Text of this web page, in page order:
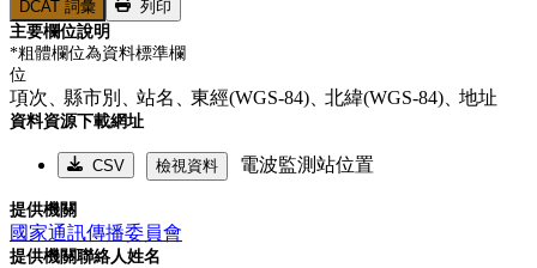
DCAT 詞彙
列印
主要欄位說明
*粗體欄位為資料標準欄
位
項次、縣市別、站名、東經(WGS-84)、北緯(WGS-84)、地址
資料資源下載網址
CSV 檢視資料 電波監測站位置
提供機關
國家通訊傳播委員會
提供機關聯絡人姓名